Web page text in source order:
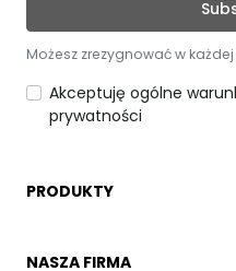
Możesz zrezygnować w
Akceptuję ogólne
prywatności
PRODUKTY
NASZA FIRMA